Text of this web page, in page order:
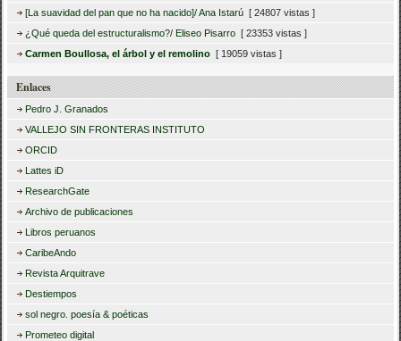
[La suavidad del pan que no ha nacido]/ Ana Istarú [ 24807 vistas ]
¿Qué queda del estructuralismo?/ Eliseo Pisarro [ 23353 vistas ]
Carmen Boullosa, el árbol y el remolino [ 19059 vistas ]
Enlaces
Pedro J. Granados
VALLEJO SIN FRONTERAS INSTITUTO
ORCID
Lattes iD
ResearchGate
Archivo de publicaciones
Libros peruanos
CaribeAndo
Revista Arquitrave
Destiempos
sol negro. poesía & poéticas
Prometeo digital